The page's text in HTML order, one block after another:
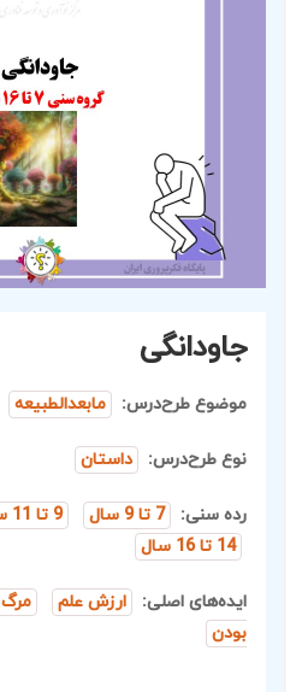
جاودانگی
موضوع طرح‌درس: مابعدالطبیعه
نوع طرح‌درس: داستان
رده سنی: 7 تا 9 سال 9 تا 11 سال
14 تا 16 سال
ایده‌های اصلی: ارزش علم مرگ
بودن